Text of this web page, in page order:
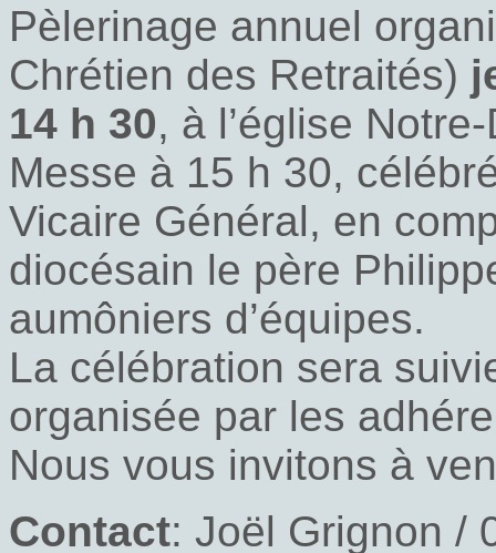
Pèlerinage annuel
Chrétien des Retraités)
14 h 30, à l’église
Messe à 15 h 30,
Vicaire Général, en
diocésain le père
aumôniers d’équipes.
La célébration sera
organisée par les
Nous vous invitons à
Contact: Joël Grignon /